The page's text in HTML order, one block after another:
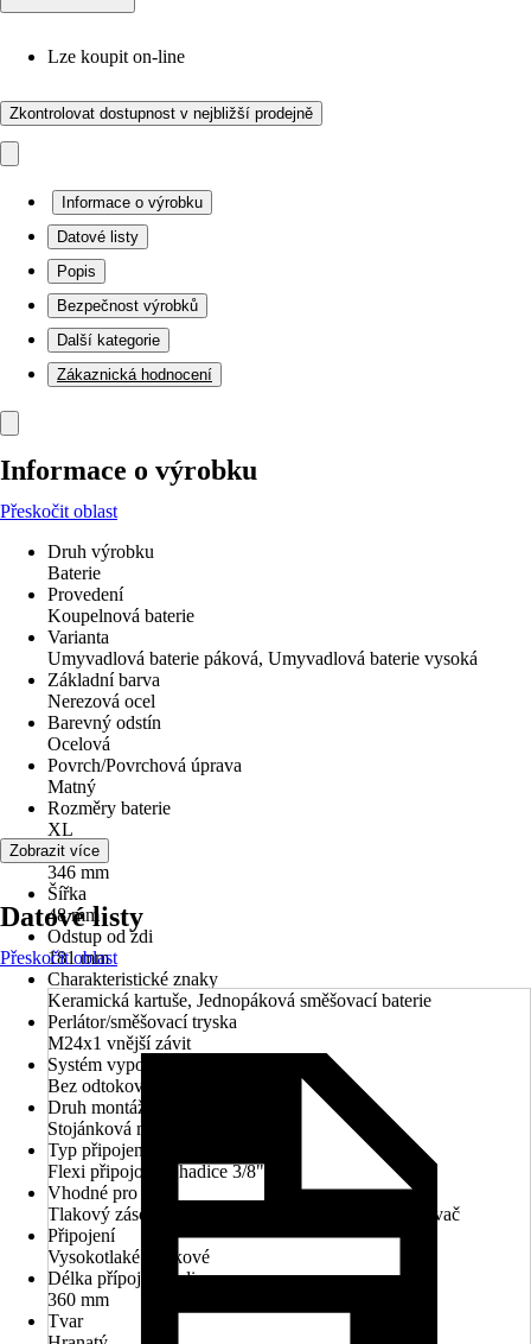
Lze koupit on-line
Zkontrolovat dostupnost v nejbližší prodejně
Informace o výrobku
Datové listy
Popis
Bezpečnost výrobků
Další kategorie
Zákaznická hodnocení
Informace o výrobku
Přeskočit oblast
Druh výrobku
Baterie
Provedení
Koupelnová baterie
Varianta
Umyvadlová baterie páková, Umyvadlová baterie vysoká
Základní barva
Nerezová ocel
Barevný odstín
Ocelová
Povrch/Povrchová úprava
Matný
Rozměry baterie
XL
Výška
346 mm
Šířka
48 mm
Odstup od zdi
181 mm
Charakteristické znaky
Keramická kartuše, Jednopáková směšovací baterie
Perlátor/směšovací tryska
M24x1 vnější závit
Systém vypouštění
Bez odtokové soupravy
Druh montáže
Stojánková montáž
Typ připojení
Flexi připojovací hadice 3/8"
Vhodné pro
Tlakový zásobníkový ohřívač vody, Průtokový ohřívač
Připojení
Vysokotlaké - tlakové
Délka přípojné hadice
360 mm
Tvar
Zobrazit více
Datové listy
Přeskočit oblast